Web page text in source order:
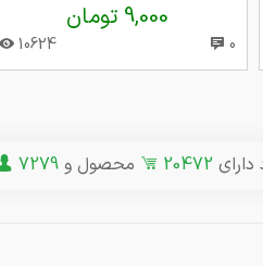
9,000 تومان
0
10624
20472 محصول و 7279